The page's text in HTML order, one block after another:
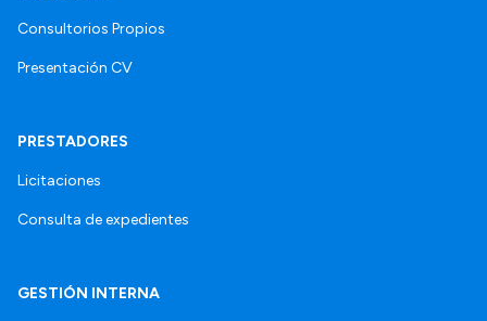
Consultorios Propios
Presentación CV
PRESTADORES
Licitaciones
Consulta de expedientes
GESTIÓN INTERNA